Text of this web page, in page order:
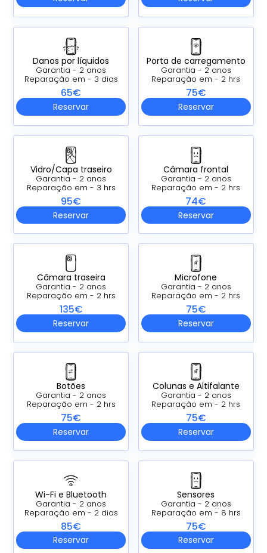
Danos por líquidos
Garantia - 2 anos
Reparação em - 3 dias
65€
Reservar
Porta de carregamento
Garantia - 2 anos
Reparação em - 2 hrs
75€
Reservar
Vidro/Capa traseiro
Garantia - 2 anos
Reparação em - 3 hrs
95€
Reservar
Câmara frontal
Garantia - 2 anos
Reparação em - 2 hrs
74€
Reservar
Câmara traseira
Garantia - 2 anos
Reparação em - 2 hrs
135€
Reservar
Microfone
Garantia - 2 anos
Reparação em - 2 hrs
75€
Reservar
Botões
Garantia - 2 anos
Reparação em - 2 hrs
75€
Reservar
Colunas e Altifalante
Garantia - 2 anos
Reparação em - 2 hrs
75€
Reservar
Wi-Fi e Bluetooth
Garantia - 2 anos
Reparação em - 2 dias
85€
Reservar
Sensores
Garantia - 2 anos
Reparação em - 8 hrs
75€
Reservar